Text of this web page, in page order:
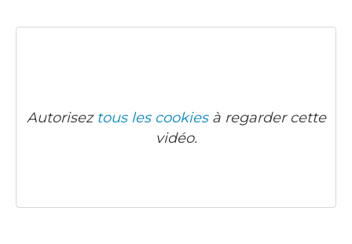
Autorisez tous les cookiesà regarder cette
vidéo.